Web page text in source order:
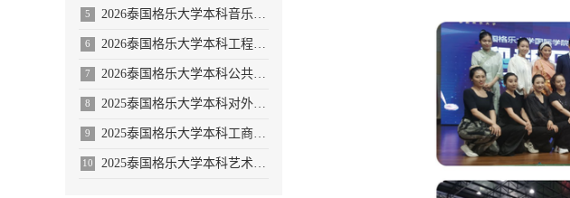
5 2026泰国格乐大学本科音乐学/舞蹈学/表演艺术学/音乐与舞蹈学招生简章
6 2026泰国格乐大学本科工程管理/AI人工智能专业
7 2026泰国格乐大学本科公共卫生专业(大健康促进医疗与大数据)
8 2025泰国格乐大学本科对外汉语教学(国际中文教育)专业招生简章
9 2025泰国格乐大学本科工商管理专业—人力资源管理方向招生简章
10 2025泰国格乐大学本科艺术与设计专业招生简章